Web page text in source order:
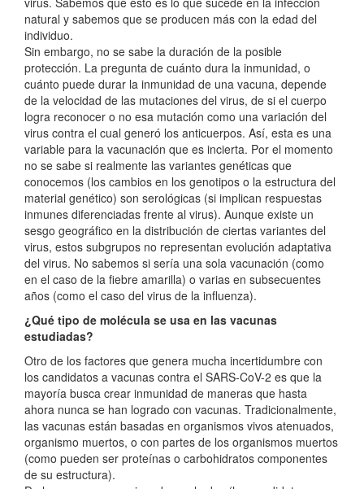
natural y sabemos que se producen más con la edad del
individuo.
Sin embargo, no se sabe la duración de la posible
protección. La pregunta de cuánto dura la inmunidad, o
cuánto puede durar la inmunidad de una vacuna, depende
de la velocidad de las mutaciones del virus, de si el cuerpo
logra reconocer o no esa mutación como una variación del
virus contra el cual generó los anticuerpos. Así, esta es una
variable para la vacunación que es incierta. Por el momento
no se sabe si realmente las variantes genéticas que
conocemos (los cambios en los genotipos o la estructura del
material genético) son serológicas (si implican respuestas
inmunes diferenciadas frente al virus). Aunque existe un
sesgo geográfico en la distribución de ciertas variantes del
virus, estos subgrupos no representan evolución adaptativa
del virus. No sabemos si sería una sola vacunación (como
en el caso de la fiebre amarilla) o varias en subsecuentes
años (como el caso del virus de la influenza).
¿Qué tipo de molécula se usa en las vacunas
estudiadas?
Otro de los factores que genera mucha incertidumbre con
los candidatos a vacunas contra el SARS-CoV-2 es que la
mayoría busca crear inmunidad de maneras que hasta
ahora nunca se han logrado con vacunas. Tradicionalmente,
las vacunas están basadas en organismos vivos atenuados,
organismo muertos, o con partes de los organismos muertos
(como pueden ser proteínas o carbohidratos componentes
de su estructura).